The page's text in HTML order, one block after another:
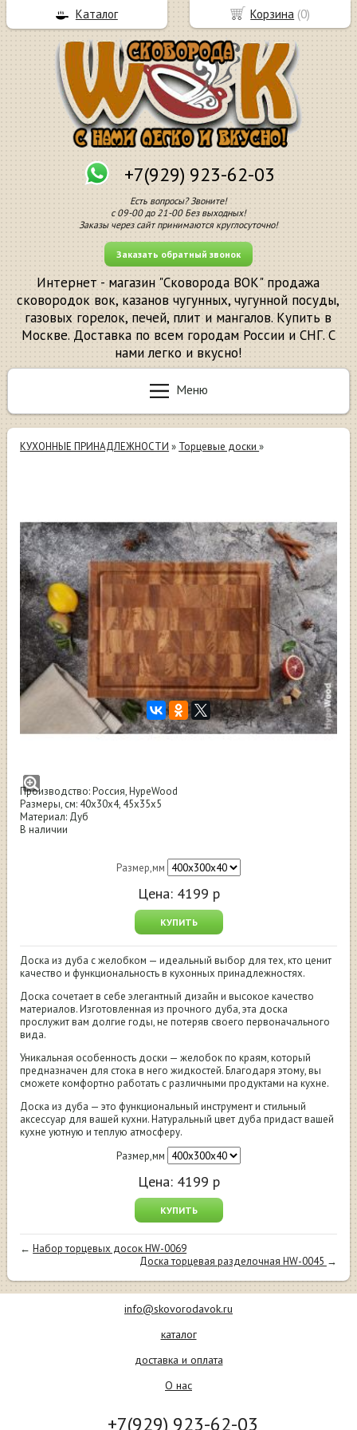
+7(929) 923-62-03
Есть вопросы? Звоните!
с 09-00 до 21-00 Без выходных!
Заказы через сайт принимаются круглосуточно!
Заказать обратный звонок
Интернет - магазин "Сковорода ВОК" продажа
сковородок вок, казанов чугунных, чугунной посуды,
газовых горелок, печей, плит и мангалов. Купить в
Москве. Доставка по всем городам России и СНГ. С
нами легко и вкусно!
Меню
КУХОННЫЕ ПРИНАДЛЕЖНОСТИ » Торцевые доски»
Производство: Россия, HypeWood
Размеры, см: 40x30x4, 45x35x5
Материал: Дуб
В наличии
Размер,мм
Цена: 4199 р
КУПИТЬ
Доска из дуба с желобком — идеальный выбор для тех, кто ценит
качество и функциональность в кухонных принадлежностях.
Доска сочетает в себе элегантный дизайн и высокое качество
материалов. Изготовленная из прочного дуба, эта доска
прослужит вам долгие годы, не потеряв своего первоначального
вида.
Уникальная особенность доски — желобок по краям, который
предназначен для стока в него жидкостей. Благодаря этому, вы
сможете комфортно работать с различными продуктами на кухне.
Доска из дуба — это функциональный инструмент и стильный
аксессуар для вашей кухни. Натуральный цвет дуба придаст вашей
кухне уютную и теплую атмосферу.
Размер,мм
Цена: 4199 р
КУПИТЬ
←Набор торцевых досок HW-0069
Доска торцевая разделочная HW-0045 →
info@skovorodavok.ru
каталог
доставка и оплата
О нас
+7(929) 923-62-03
Корзина (0)
Каталог